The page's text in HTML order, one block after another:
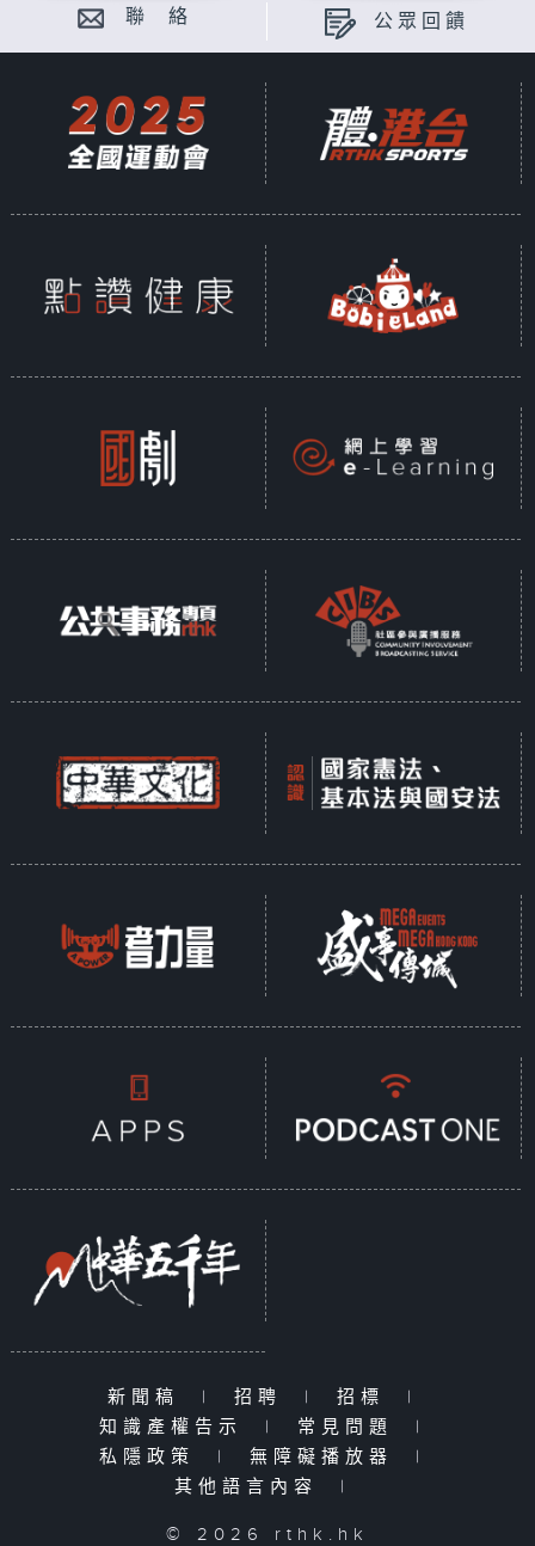
聯 絡 公眾回饋
新聞稿 | 招聘 | 招標
|
知識產權告示
| 常見問題
|
私隱政策
| 無障礙播放器
|
其他語言內容
|
© 2026 rthk.hk